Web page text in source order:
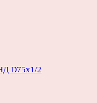
D75х1/2